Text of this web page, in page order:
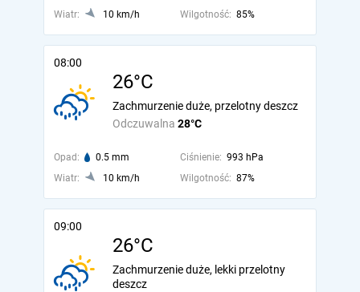
Wiatr:
10 km/h Wilgotność: 85%
08:00
26°C
Odczuwalna 28°C
Zachmurzenie duże, przelotny deszcz
Opad: 0.5 mm Ciśnienie: 993 hPa
Wiatr:
10 km/h Wilgotność: 87%
09:00
26°C
Zachmurzenie duże, lekki przelotny
deszcz